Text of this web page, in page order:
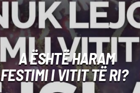
A ËSHTË HARAM
FESTIMI I VITIT TË RI?